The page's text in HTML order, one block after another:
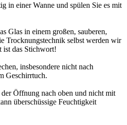
in einer Wanne und spülen Sie es mit
Glas in einem großen, sauberen,
Trocknungstechnik selbst werden wir
ist das Stichwort!
insbesondere nicht nach
Geschirrtuch.
Öffnung nach oben und nicht mit
überschüssige Feuchtigkeit